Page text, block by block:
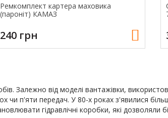
Ремкомплект картера маховика
(пароніт) КАМАЗ
240 грн
Залежно від моделі вантажівки,
п'яти передач. У 80-х роках з'явилися
гідравлічні коробки, які дозволяли